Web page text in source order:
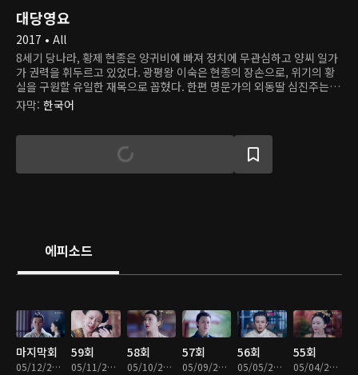
대당영요
2017 • All
8세기 당나라, 황제 현종은 양귀비에 빠져 정치에 무관심하고 양씨 일가
가 권력을 휘두르고 있었다. 광평왕 이숙은 현종의 장손으로, 위기의 황
실을 구원할 유일한 재목으로 꼽혔다. 한편 명문가의 외동딸 심진주는 아
름답고 영특한 것으로 이름을 알렸다. 어릴 적 만난 첫사랑 외엔 결혼하
지 않겠다고 결심하지만, 진주는 결국 광평왕의 왕비가 된다. 두 사람은
주를 시기하는 여인들은 음모를 꾸미고, 광평왕의 세력이 커지는 것을 경
계하는 양씨 가문은 광평왕을 제거할 기회만 노린다. 또한 나라 안팎의
어지러운 상황은 계속되고 반란의 조짐까지 보인다. 과연 두 사람은 모든
자막: 한국어
에피소드
마지막회
05/12/2022 • 44분
59회
05/11/2022 • 43분
58회
05/10/2022 • 42분
57회
05/09/2022 • 43분
56회
05/05/2022 • 43분
55회
05/04/2022 • 42분